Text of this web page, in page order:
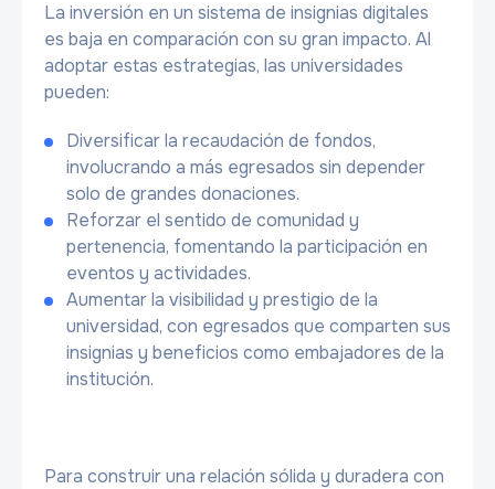
La inversión en un sistema de insignias digitales
es baja en comparación con su gran impacto. Al
adoptar estas estrategias, las universidades
pueden:
Diversificar la recaudación de fondos,
involucrando a más egresados sin depender
solo de grandes donaciones.
Reforzar el sentido de comunidad y
pertenencia, fomentando la participación en
eventos y actividades.
Aumentar la visibilidad y prestigio de la
universidad, con egresados que comparten sus
insignias y beneficios como embajadores de la
institución.
Para construir una relación sólida y duradera con